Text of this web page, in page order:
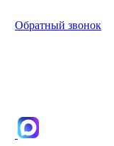
Обратный звонок